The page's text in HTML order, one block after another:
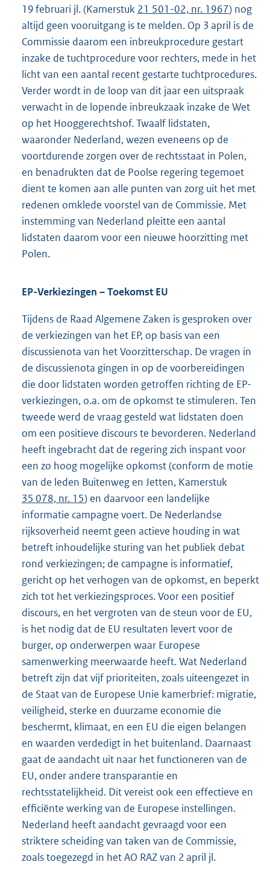
19 februari jl. (Kamerstuk 21 501-02, nr. 1967) nog
altijd geen vooruitgang is te melden. Op 3 april is de
Commissie daarom een inbreukprocedure gestart
inzake de tuchtprocedure voor rechters, mede in het
licht van een aantal recent gestarte tuchtprocedures.
Verder wordt in de loop van dit jaar een uitspraak
verwacht in de lopende inbreukzaak inzake de Wet
op het Hooggerechtshof. Twaalf lidstaten,
waaronder Nederland, wezen eveneens op de
voortdurende zorgen over de rechtsstaat in Polen,
en benadrukten dat de Poolse regering tegemoet
dient te komen aan alle punten van zorg uit het met
redenen omklede voorstel van de Commissie. Met
instemming van Nederland pleitte een aantal
lidstaten daarom voor een nieuwe hoorzitting met
Polen.
EP-Verkiezingen – Toekomst EU
Tijdens de Raad Algemene Zaken is gesproken over
de verkiezingen van het EP, op basis van een
discussienota van het Voorzitterschap. De vragen in
de discussienota gingen in op de voorbereidingen
die door lidstaten worden getroffen richting de EP-
verkiezingen, o.a. om de opkomst te stimuleren. Ten
tweede werd de vraag gesteld wat lidstaten doen
om een positieve discours te bevorderen. Nederland
heeft ingebracht dat de regering zich inspant voor
een zo hoog mogelijke opkomst (conform de motie
van de leden Buitenweg en Jetten, Kamerstuk
35 078, nr. 15) en daarvoor een landelijke
informatie campagne voert. De Nederlandse
rijksoverheid neemt geen actieve houding in wat
betreft inhoudelijke sturing van het publiek debat
rond verkiezingen; de campagne is informatief,
gericht op het verhogen van de opkomst, en beperkt
zich tot het verkiezingsproces. Voor een positief
discours, en het vergroten van de steun voor de EU,
is het nodig dat de EU resultaten levert voor de
burger, op onderwerpen waar Europese
samenwerking meerwaarde heeft. Wat Nederland
betreft zijn dat vijf prioriteiten, zoals uiteengezet in
de Staat van de Europese Unie kamerbrief: migratie,
veiligheid, sterke en duurzame economie die
beschermt, klimaat, en een EU die eigen belangen
en waarden verdedigt in het buitenland. Daarnaast
gaat de aandacht uit naar het functioneren van de
EU, onder andere transparantie en
rechtsstatelijkheid. Dit vereist ook een effectieve en
efficiënte werking van de Europese instellingen.
Nederland heeft aandacht gevraagd voor een
striktere scheiding van taken van de Commissie,
zoals toegezegd in het AO RAZ van 2 april jl.